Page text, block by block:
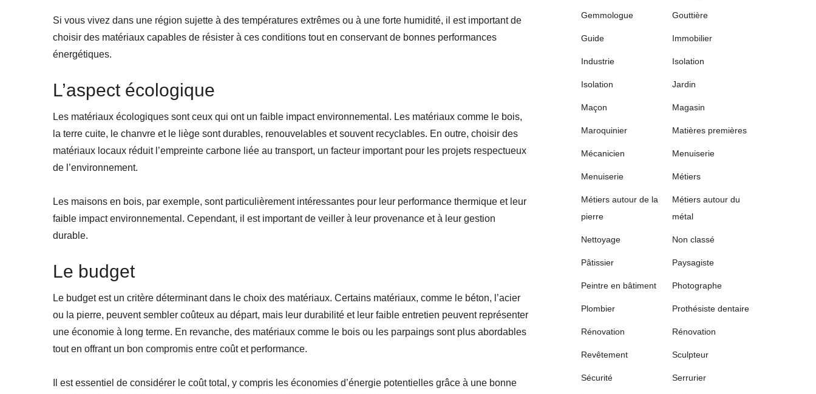
Si vous vivez dans une région sujette à des températures extrêmes ou à une forte humidité, il est important de
choisir des matériaux capables de résister à ces conditions tout en conservant de bonnes performances
énergétiques.
L’aspect écologique
Les matériaux écologiques sont ceux qui ont un faible impact environnemental. Les matériaux comme le bois,
la terre cuite, le chanvre et le liège sont durables, renouvelables et souvent recyclables. En outre, choisir des
matériaux locaux réduit l’empreinte carbone liée au transport, un facteur important pour les projets respectueux
de l’environnement.
Les maisons en bois, par exemple, sont particulièrement intéressantes pour leur performance thermique et leur
faible impact environnemental. Cependant, il est important de veiller à leur provenance et à leur gestion
durable.
Le budget
Le budget est un critère déterminant dans le choix des matériaux. Certains matériaux, comme le béton, l’acier
ou la pierre, peuvent sembler coûteux au départ, mais leur durabilité et leur faible entretien peuvent représenter
une économie à long terme. En revanche, des matériaux comme le bois ou les parpaings sont plus abordables
tout en offrant un bon compromis entre coût et performance.
Il est essentiel de considérer le coût total, y compris les économies d’énergie potentielles grâce à une bonne
Gemmologue Gouttière
Guide Immobilier
Industrie Isolation
Isolation Jardin
Maçon Magasin
Maroquinier Matières premières
Mécanicien Menuiserie
Menuiserie Métiers
Métiers autour de la
pierre
Métiers autour du
métal
Nettoyage Non classé
Pâtissier Paysagiste
Peintre en bâtiment Photographe
Plombier Prothésiste dentaire
Rénovation Rénovation
Revêtement Sculpteur
Sécurité Serrurier